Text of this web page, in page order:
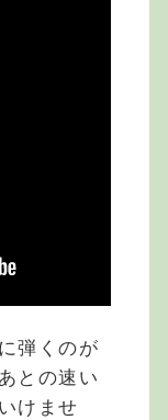
弾くのが
との速い
けませ